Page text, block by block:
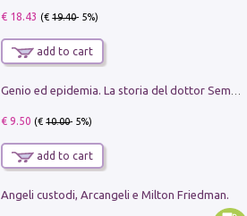
€ 18.43 (€19.40- 5%)
add to cart
€ 9.50 (€10.00- 5%)
add to cart
Angeli custodi, Arcangeli e Milton Friedman.